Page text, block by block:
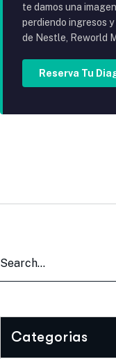
te damos una
perdiendo ingresos
de Nestle, Reworld
Reserva Tu
Categorias